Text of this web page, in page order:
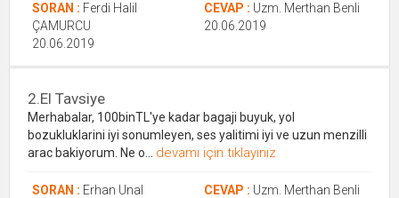
SORAN : Ferdi Halil
ÇAMURCU
20.06.2019
CEVAP : Uzm. Merthan Benli
20.06.2019
2.el Tavsiye
Merhabalar, 100binTL'ye kadar bagaji buyuk, yol
bozukluklarini iyi sonumleyen, ses yalitimi iyi ve uzun menzilli
arac bakiyorum. Ne o... devamı için tıklayınız
SORAN : Erhan Unal
CEVAP : Uzm. Merthan Benli